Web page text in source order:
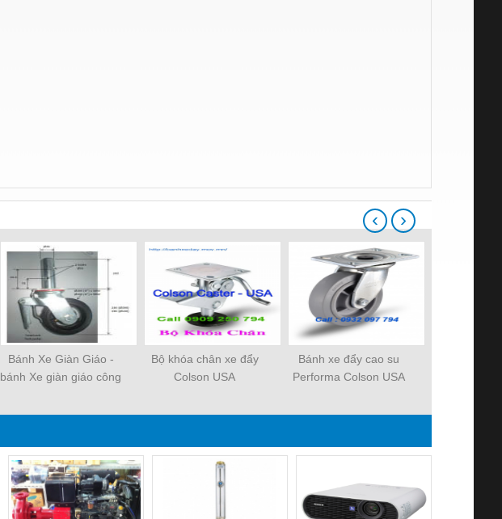
Bánh Xe Giàn Giáo -
bánh Xe giàn giáo công
giáo xây dựng
Bộ khóa chân xe đẩy
Colson USA
Bánh xe đẩy cao su
Performa Colson USA
‹ ›